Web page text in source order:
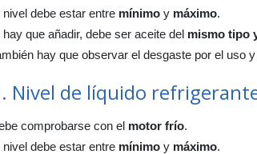
nivel debe estar entre mínimoy máximo.
hay que añadir, debe ser aceite del mismo tipo
hay que observar el desgaste por el uso
Nivel de líquido
comprobarse con el motor frío.
nivel debe estar entre mínimoy máximo.